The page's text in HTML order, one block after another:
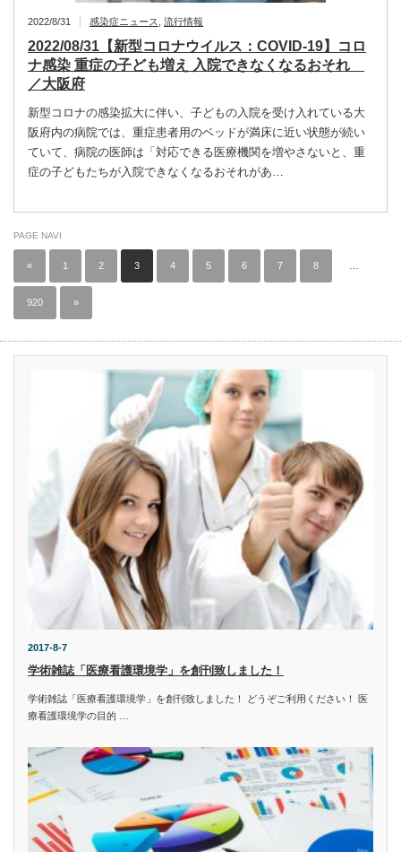
2022/8/31 感染症ニュース 流行情報
2022/08/31【新型コロナウイルス：COVID-19】コロ
ナ感染 重症の子ども増え 入院できなくなるおそれ
／大阪府
新型コロナの感染拡大に伴い、子どもの入院を受け入れている大
阪府内の病院では、重症患者用のベッドが満床に近い状態が続い
ていて、病院の医師は「対応できる医療機関を増やさないと、重
症の子どもたちが入院できなくなるおそれがあ…
PAGE NAVI
« 1 2 3 4 5 6 7 8
920 »
2017-8-7
学術雑誌「医療看護環境学」を創刊致しました！
学術雑誌「医療看護環境学」を創刊致しました！ どうぞご利用ください！ 医
療看護環境学の目的 …